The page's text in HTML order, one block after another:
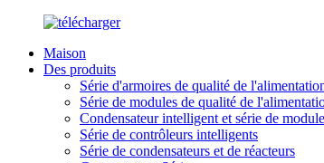
Maison
Des produits
Série d'armoires de qualité de
Série de modules de qualité de
Condensateur intelligent et série de
Série de contrôleurs intelligents
Série de condensateurs et de réacteurs